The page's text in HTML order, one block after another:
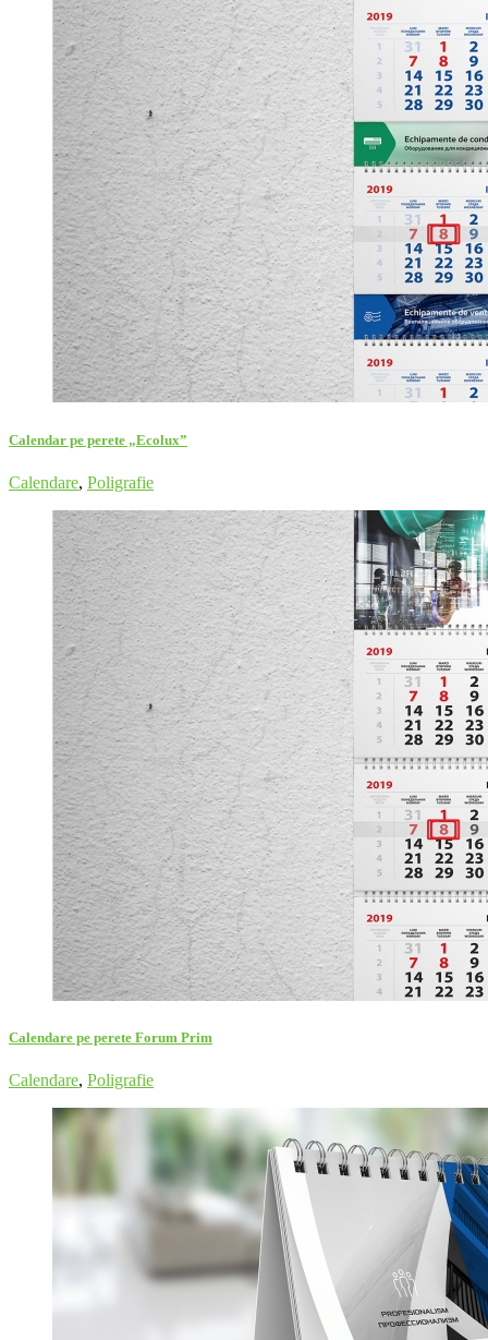
Calendar pe perete „Ecolux”
Calendare, Poligrafie
Calendare pe perete Forum Prim
Calendare, Poligrafie